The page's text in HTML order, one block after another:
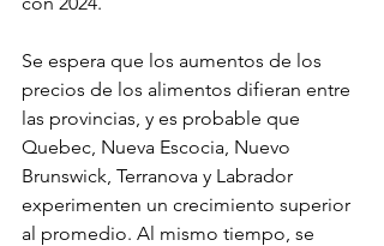
Se espera que los aumentos de los
precios de los alimentos difieran entre
las provincias, y es probable que
Quebec, Nueva Escocia, Nuevo
Brunswick, Terranova y Labrador
experimenten un crecimiento superior
al promedio. Al mismo tiempo, se